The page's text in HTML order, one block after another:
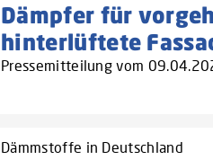
Dämpfer für
hinterlüftete
Pressemitteilung vom
Dämmstoffe in Deutschland